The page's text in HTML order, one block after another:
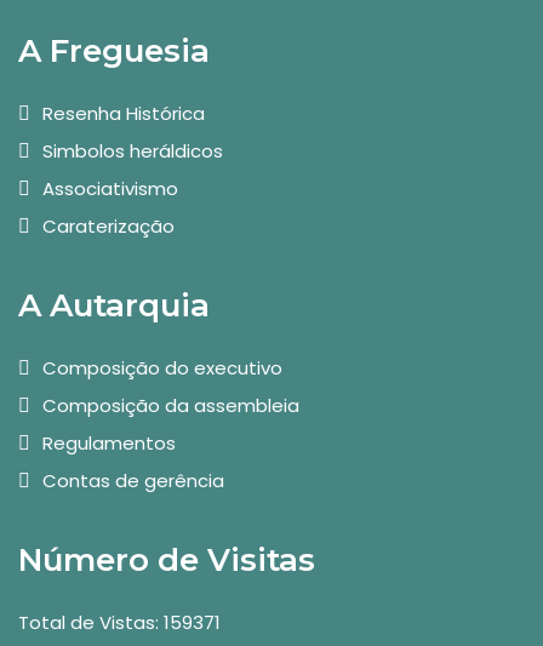
A Freguesia
Resenha Histórica
Simbolos heráldicos
Associativismo
Caraterização
A Autarquia
Composição do executivo
Composição da assembleia
Regulamentos
Contas de gerência
Número de Visitas
Total de Vistas: 159371